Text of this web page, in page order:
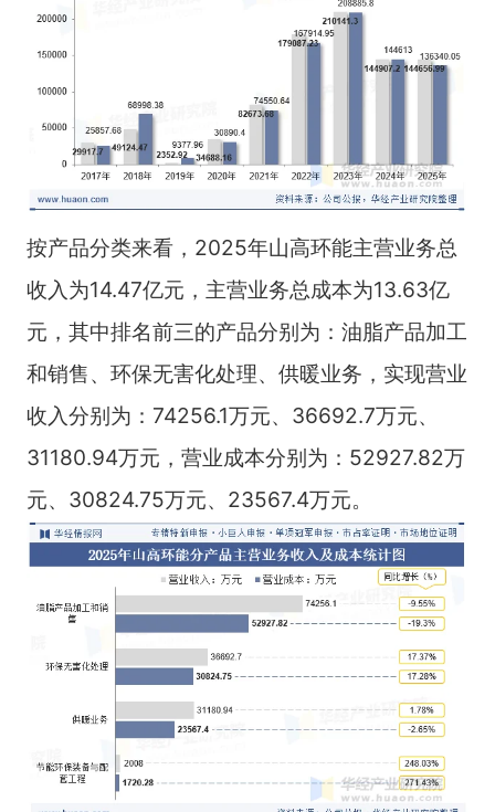
按产品分类来看，2025年山高环能主营业务总
收入为14.47亿元，主营业务总成本为13.63亿
元，其中排名前三的产品分别为：油脂产品加工
和销售、环保无害化处理、供暖业务，实现营业
收入分别为：74256.1万元、36692.7万元、
31180.94万元，营业成本分别为：52927.82万
元、30824.75万元、23567.4万元。